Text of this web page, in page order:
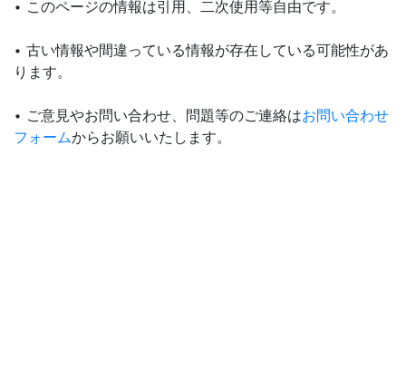
• このページの情報は引用、二次使用等自由です。
• 古い情報や間違っている情報が存在している可能性があ
ります。
• ご意見やお問い合わせ、問題等のご連絡はお問い合わせ
フォームからお願いいたします。